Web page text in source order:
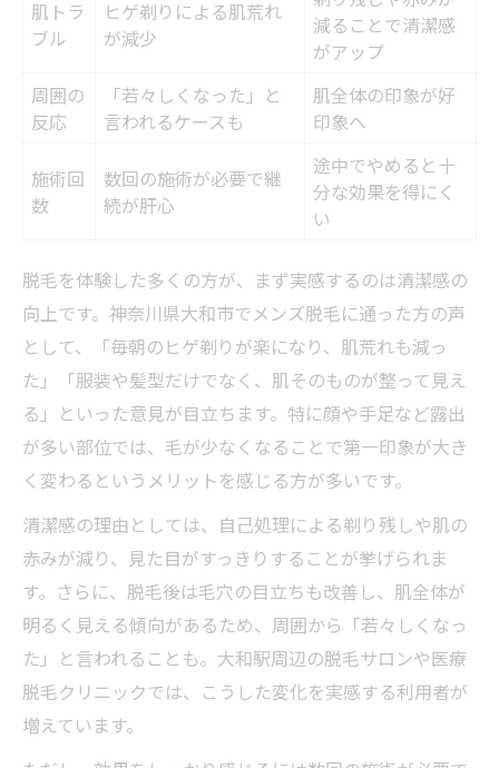
コストパフォーマンスで選ぶ脱毛
医療脱毛とサロン脱毛の選び方
メンズ脱毛が注目される背景と体験談
メンズ脱毛が注目される理由一覧
男性の脱毛体験談から学ぶポイント
身だしなみ意識と脱毛の関係性
メンズ脱毛の効果を実感する瞬間
男性が脱毛を選ぶメリットとは
肌トラ
ブル
ヒゲ剃りによる肌荒れ
が減少
減ることで清潔感
がアップ
周囲の
反応
「若々しくなった」と
言われるケースも
肌全体の印象が好
印象へ
施術回
数
数回の施術が必要で継
続が肝心
途中でやめると十
分な効果を得にく
い
脱毛を体験した多くの方が、まず実感するのは清潔感の
向上です。神奈川県大和市でメンズ脱毛に通った方の声
として、「毎朝のヒゲ剃りが楽になり、肌荒れも減っ
た」「服装や髪型だけでなく、肌そのものが整って見え
る」といった意見が目立ちます。特に顔や手足など露出
が多い部位では、毛が少なくなることで第一印象が大き
く変わるというメリットを感じる方が多いです。
清潔感の理由としては、自己処理による剃り残しや肌の
赤みが減り、見た目がすっきりすることが挙げられま
す。さらに、脱毛後は毛穴の目立ちも改善し、肌全体が
明るく見える傾向があるため、周囲から「若々しくなっ
た」と言われることも。大和駅周辺の脱毛サロンや医療
脱毛クリニックでは、こうした変化を実感する利用者が
増えています。